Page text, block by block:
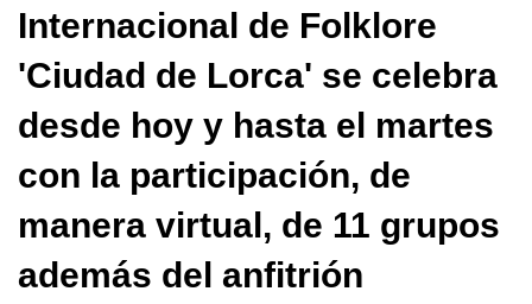
Internacional de Folklore
'Ciudad de Lorca' se celebra
desde hoy y hasta el martes
con la participación, de
manera virtual, de 11 grupos
además del anfitrión